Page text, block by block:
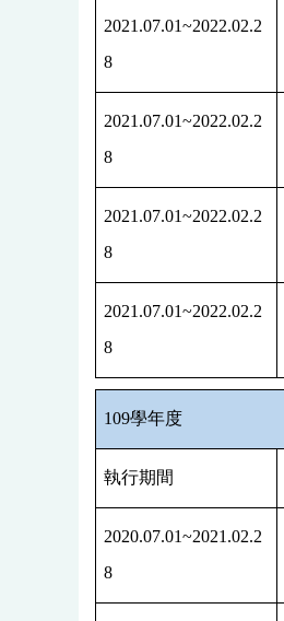
2021.07.01~2022.02.2
8
2021.07.01~2022.02.2
8
2021.07.01~2022.02.2
8
2021.07.01~2022.02.2
8
109學年度
執行期間
2020.07.01~2021.02.2
8